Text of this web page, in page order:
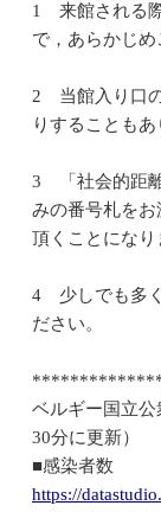
1 来館される
で，あらかじめ
2 当館入り口の
りすることも
3 「社会的距離
みの番号札を
頂くことになり
4 少しでも多く
ださい。
ベルギー国立
30分に更新）
■感染者数
https://